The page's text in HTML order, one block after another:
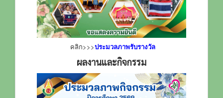
คลิก>>>ประมวลภาพรับรางวัล
ผลงานและกิจกรรม